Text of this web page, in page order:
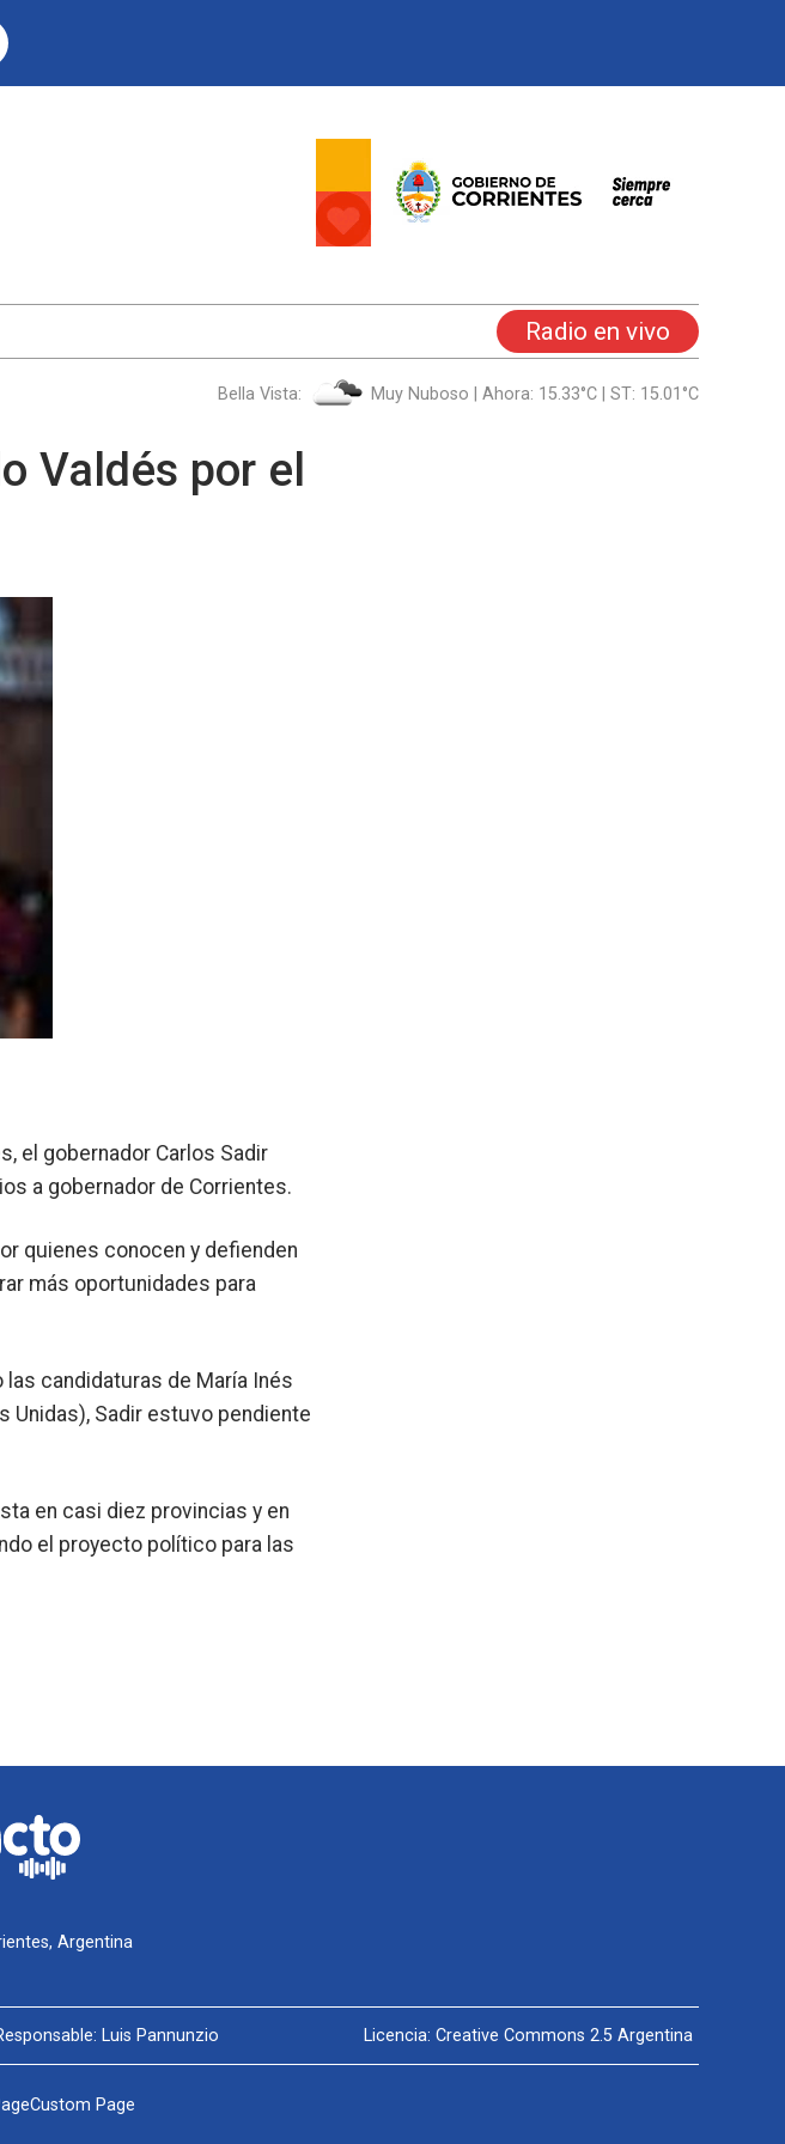
Radio en vivo
Bella Vista: Muy Nuboso | Ahora: 15.33°C | ST: 15.01°C
Valdés por el
el gobernador Carlos Sadir
a gobernador de Corrientes.
quienes conocen y defienden
más oportunidades para
candidaturas de María Inés
Unidas), Sadir estuvo pendiente
en casi diez provincias y en
el proyecto político para las
Argentina
Luis Pannunzio Licencia: Creative Commons 2.5 Argentina
Custom Page